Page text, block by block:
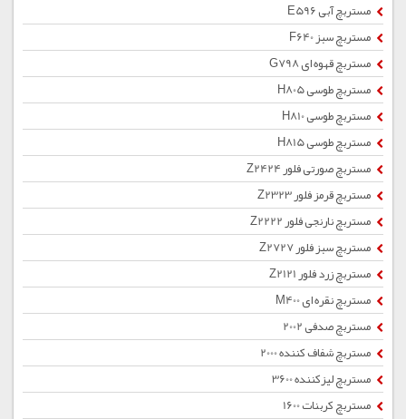
مستربچ آبی E596
مستربچ سبز F640
مستربچ قهوه ای G798
مستربچ طوسی H805
مستربچ طوسی H810
مستربچ طوسی H815
مستربچ صورتی فلور Z2424
مستربچ قرمز فلور Z2323
مستربچ نارنجی فلور Z2222
مستربچ سبز فلور Z2727
مستربچ زرد فلور Z2121
مستربچ نقره ای M400
مستربچ صدفی 2002
مستربچ شفاف کننده 2000
مستربچ لیزکننده 3600
مستربچ کربنات 1600